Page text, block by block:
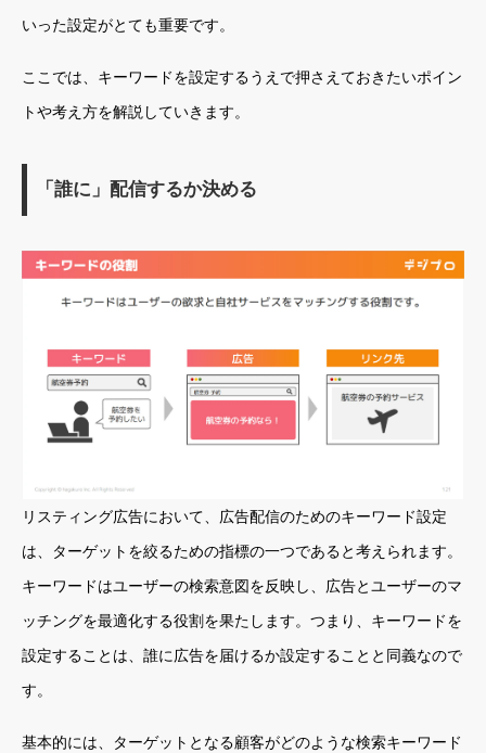
いった設定がとても重要です。
ここでは、キーワードを設定するうえで押さえておきたいポイン
トや考え方を解説していきます。
「誰に」配信するか決める
リスティング広告において、広告配信のためのキーワード設定
は、ターゲットを絞るための指標の一つであると考えられます。
キーワードはユーザーの検索意図を反映し、広告とユーザーのマ
ッチングを最適化する役割を果たします。つまり、キーワードを
設定することは、誰に広告を届けるか設定することと同義なので
す。
基本的には、ターゲットとなる顧客がどのような検索キーワード